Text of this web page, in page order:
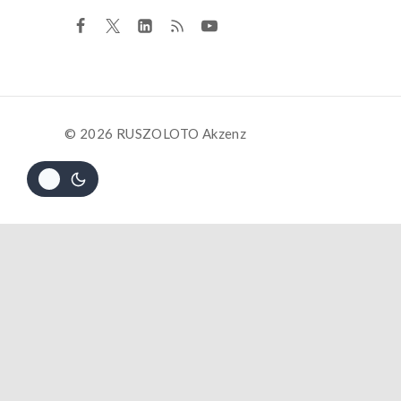
© 2026 RUSZOLOTO Akzenz